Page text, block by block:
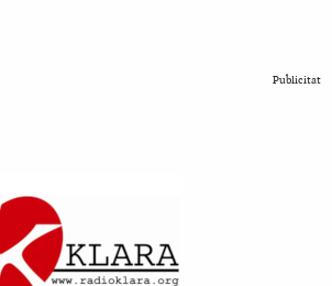
Publicitat